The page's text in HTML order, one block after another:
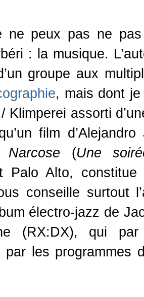
ne peux pas ne
: la musique.
groupe aux
, mais dont
Klimperei assorti
film
Narcose (Une
Palo Alto,
conseille surtout
électro-jazz de
(RX:DX), qui
par les